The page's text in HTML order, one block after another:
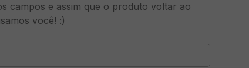
campos e assim que o produto voltar ao
você! :)